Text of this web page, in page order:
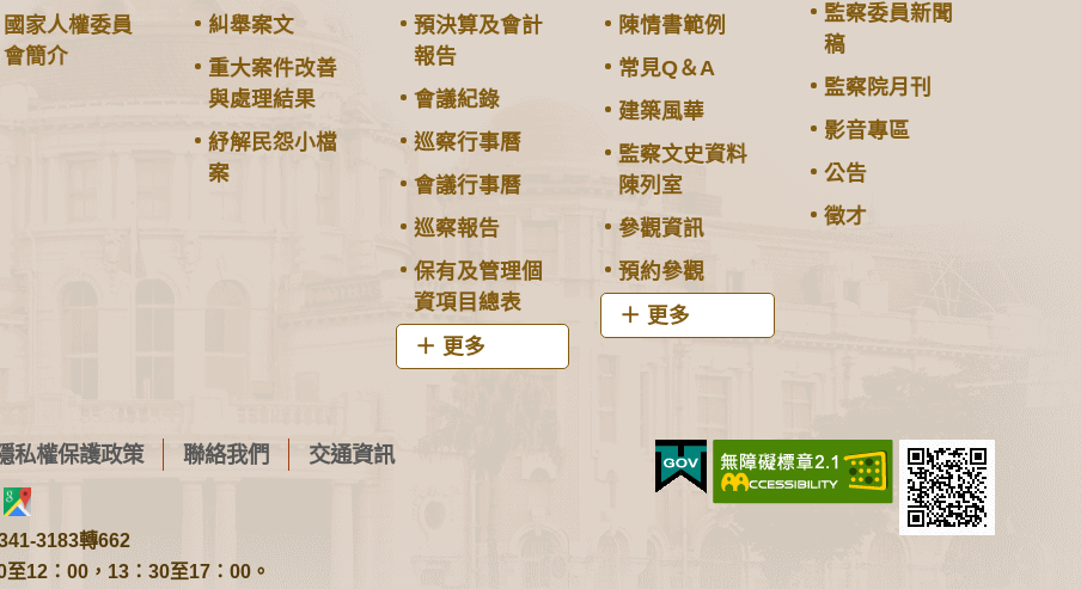
國家人權委員
會簡介
糾舉案文
重大案件改善
與處理結果
紓解民怨小檔
案
預決算及會計
報告
會議紀錄
巡察行事曆
會議行事曆
巡察報告
保有及管理個
資項目總表
更多
陳情書範例
常見Q＆A
建築風華
監察文史資料
陳列室
參觀資訊
預約參觀
更多
監察委員新聞
稿
監察院月刊
影音專區
公告
徵才
私權保護政策 聯絡我們 交通資訊
3183轉662
12：00，13：30至17：00。